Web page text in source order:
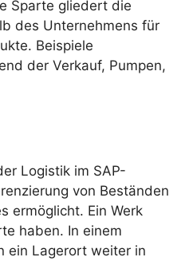
Sparte gliedert die
des Unternehmens für
Beispiele
der Verkauf, Pumpen,
Logistik im SAP-
von Beständen
ermöglicht. Ein Werk
haben. In einem
ein Lagerort weiter in